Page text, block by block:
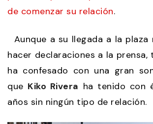
de comenzar su relación.
Aunque a su llegada a la plaza
hacer declaraciones a la
ha confesado con una gran
que Kiko Rivera ha tenido con
años sin ningún tipo de relación.